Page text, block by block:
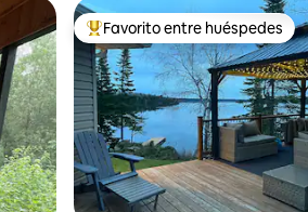
Favorito entre huéspedes
Favorito entre huéspedes